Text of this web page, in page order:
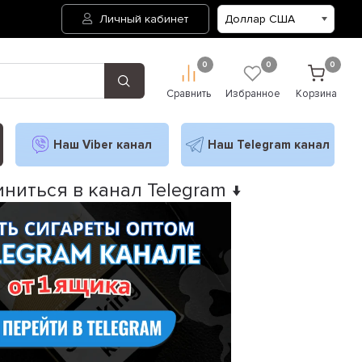
Личный кабинет
0
Сравнить
0
Избранное
0
Корзина
Наш Viber канал Наш Telegram канал
в канал Telegram ↓